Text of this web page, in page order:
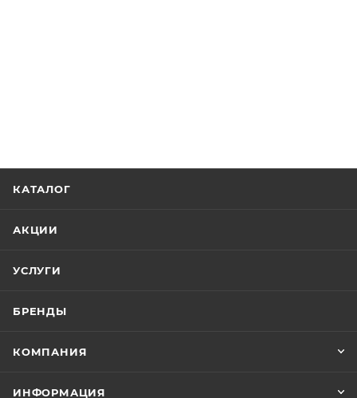
КАТАЛОГ
АКЦИИ
УСЛУГИ
БРЕНДЫ
КОМПАНИЯ
ИНФОРМАЦИЯ